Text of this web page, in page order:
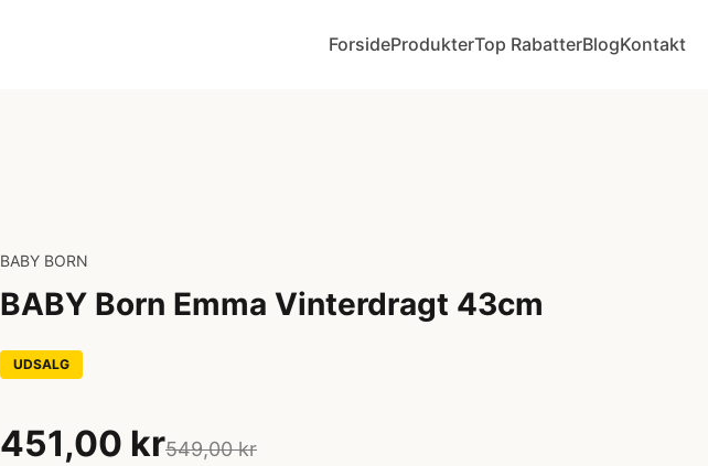
ForsideProdukterTop RabatterBlogKontakt
BABY BORN
BABY Born Emma Vinterdragt 43cm
UDSALG
451,00 kr549,00 kr